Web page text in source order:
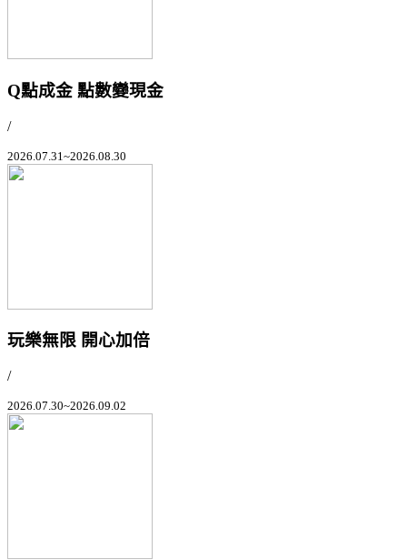
Q點成金 點數變現金
/
2026.07.31~2026.08.30
玩樂無限 開心加倍
/
2026.07.30~2026.09.02